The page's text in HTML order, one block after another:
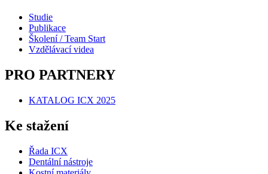
Studie
Publikace
Školení / Team Start
Vzdělávací videa
PRO PARTNERY
KATALOG ICX 2025
Ke stažení
Řada ICX
Dentální nástroje